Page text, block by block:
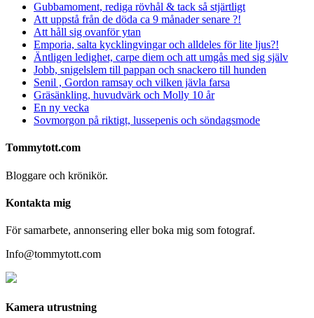
Gubbamoment, rediga rövhål & tack så stjärtligt
Att uppstå från de döda ca 9 månader senare ?!
Att håll sig ovanför ytan
Emporia, salta kycklingvingar och alldeles för lite ljus?!
Äntligen ledighet, carpe diem och att umgås med sig själv
Jobb, snigelslem till pappan och snackero till hunden
Senil , Gordon ramsay och vilken jävla farsa
Gräsänkling, huvudvärk och Molly 10 år
En ny vecka
Sovmorgon på riktigt, lussepenis och söndagsmode
Tommytott.com
Bloggare och krönikör.
Kontakta mig
För samarbete, annonsering eller boka mig som fotograf.
Info@tommytott.com
Kamera utrustning